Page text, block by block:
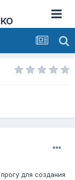
для создания